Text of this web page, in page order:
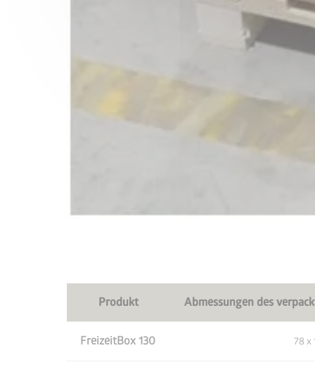
Produkt Abmessungen des
FreizeitBox 130 78 x
Jetzt